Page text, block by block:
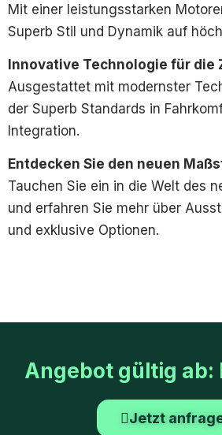
Mit einer leistungsstarken
Superb Stil und Dynamik auf
Innovative Technologie für die
Ausgestattet mit modernster
der Superb Standards in
Integration.
Entdecken Sie den neuen
Tauchen Sie ein in die Welt des
und erfahren Sie mehr über
und exklusive Optionen.
Angebot gültig ab:
Jetzt